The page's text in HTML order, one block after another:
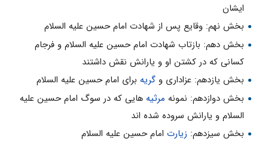
ایشان
بخش نهم: وقایع پس از شهادت امام حسین علیه السلام
بخش دهم: بازتاب شهادت امام حسین علیه السلام و فرجام
کسانى که در کشتن او و یارانش نقش داشتند
بخش یازدهم: عزادارى و گریهبراى امام حسین علیه السلام
بخش دوازدهم: نمونه مرثیههایى که در سوگ امام حسین علیه
السلام و یارانش سروده شده اند
بخش سیزدهم: زیارتامام حسین علیه السلام